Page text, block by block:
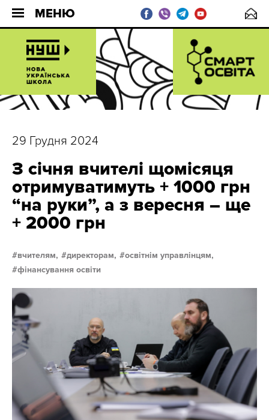
МЕНЮ
29 Грудня 2024
З січня вчителі щомісяця
отримуватимуть + 1000 грн
“на руки”, а з вересня – ще
+ 2000 грн
вчителям, директорам,
освітнім управлінцям,
фінансування освіти